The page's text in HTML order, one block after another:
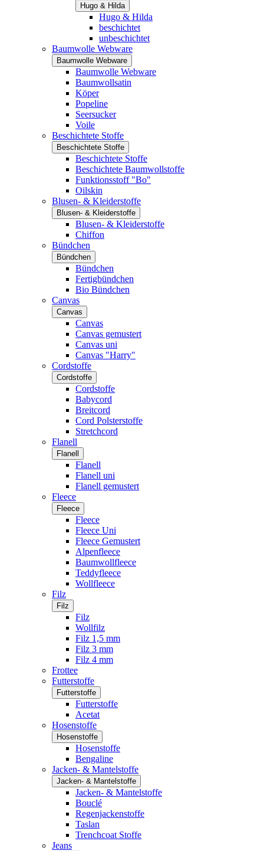
Hugo & Hilda
Hugo & Hilda
beschichtet
unbeschichtet
Baumwolle Webware
Baumwolle Webware
Baumwolle Webware
Baumwollsatin
Köper
Popeline
Seersucker
Voile
Beschichtete Stoffe
Beschichtete Stoffe
Beschichtete Stoffe
Beschichtete Baumwollstoffe
Funktionsstoff "Bo"
Oilskin
Blusen- & Kleiderstoffe
Blusen- & Kleiderstoffe
Blusen- & Kleiderstoffe
Chiffon
Bündchen
Bündchen
Bündchen
Fertigbündchen
Bio Bündchen
Canvas
Canvas
Canvas
Canvas gemustert
Canvas uni
Canvas "Harry"
Cordstoffe
Cordstoffe
Cordstoffe
Babycord
Breitcord
Cord Polsterstoffe
Stretchcord
Flanell
Flanell
Flanell
Flanell uni
Flanell gemustert
Fleece
Fleece
Fleece
Fleece Uni
Fleece Gemustert
Alpenfleece
Baumwollfleece
Teddyfleece
Wollfleece
Filz
Filz
Filz
Wollfilz
Filz 1,5 mm
Filz 3 mm
Filz 4 mm
Frottee
Futterstoffe
Futterstoffe
Futterstoffe
Acetat
Hosenstoffe
Hosenstoffe
Hosenstoffe
Bengaline
Jacken- & Mantelstoffe
Jacken- & Mantelstoffe
Jacken- & Mantelstoffe
Bouclé
Regenjackenstoffe
Taslan
Trenchcoat Stoffe
Jeans